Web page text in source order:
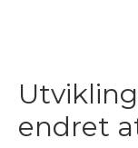
endret